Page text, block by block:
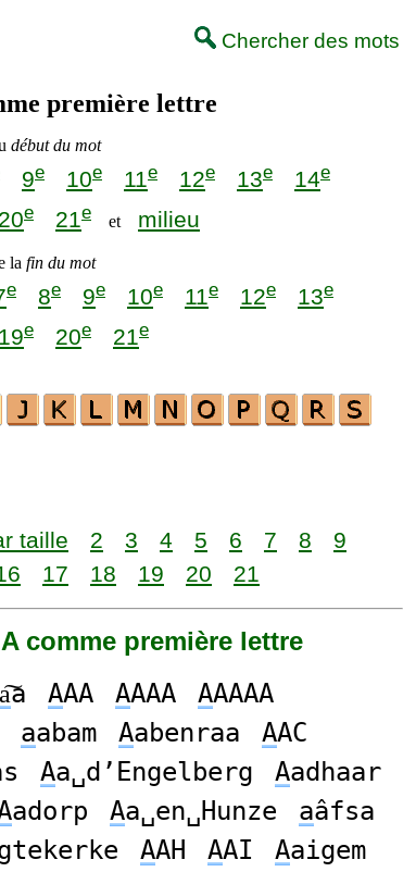
Chercher des mots
première lettre
début du mot
9e 10e 11e 12e 13e 14e
20e 21e et milieu
la fin du mot
e 8e 9e 10e 11e 12e 13e
19e 20e 21e
taille 2 3 4 5 6 7 8
9
17 18 19 20 21
comme première lettre
a͠a AAA AAAA AAAAA
aabam Aabenraa AAC
Aa␣d’Engelberg Aadhaar
adorp Aa␣en␣Hunze aâfsa
AAH AAI Aaigem